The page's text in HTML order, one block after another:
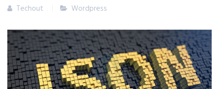
Techout Wordpress